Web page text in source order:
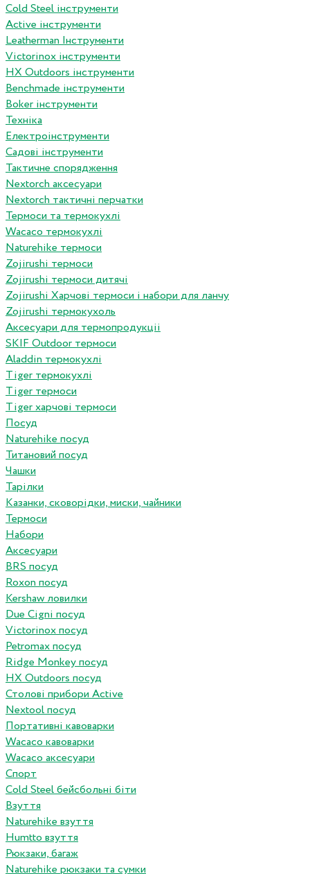
Сold Steel інструменти
Active інструменти
Leatherman Інструменти
Victorinox інструменти
HX Outdoors інструменти
Benchmade інструменти
Boker інструменти
Техніка
Електроінструменти
Садові інструменти
Тактичне спорядження
Nextorch аксесуари
Nextorch тактичні перчатки
Термоси та термокухлі
Wacaco термокухлі
Naturehike термоси
Zojirushi термоси
Zojirushi термоси дитячі
Zojirushi Харчові термоси і набори для ланчу
Zojirushi термокухоль
Аксесуари для термопродукціі
SKIF Outdoor термоси
Aladdin термокухлі
Tiger термокухлі
Tiger термоси
Tiger харчові термоси
Посуд
Naturehike посуд
Титановий посуд
Чашки
Тарілки
Казанки, сковорідки, миски, чайники
Термоси
Набори
Аксесуари
BRS посуд
Roxon посуд
Kershaw ловилки
Due Cigni посуд
Victorinox посуд
Petromax посуд
Ridge Monkey посуд
HX Outdoors посуд
Столові прибори Active
Nextool посуд
Портативні кавоварки
Wacaco кавоварки
Wacaco аксесуари
Спорт
Cold Steel бейсбольні біти
Взуття
Naturehike взуття
Humtto взуття
Рюкзаки, багаж
Naturehike рюкзаки та сумки